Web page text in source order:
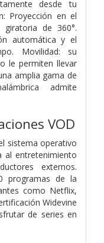
desde tu
Proyección en el
de 360°.
automática y el
Movilidad: su
le permiten llevar
amplia gama de
admite
VOD
sistema operativo
al entretenimiento
externos.
programas de la
como Netflix,
Widevine
de series en